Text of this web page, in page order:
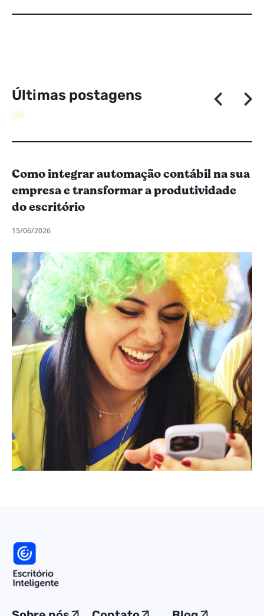
Últimas postagens
Como integrar automação contábil na sua
empresa e transformar a produtividade
do escritório
15/06/2026